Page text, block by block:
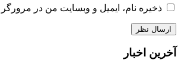
ذخیره نام، ایمیل و وبسایت من در
آخرین اخبار